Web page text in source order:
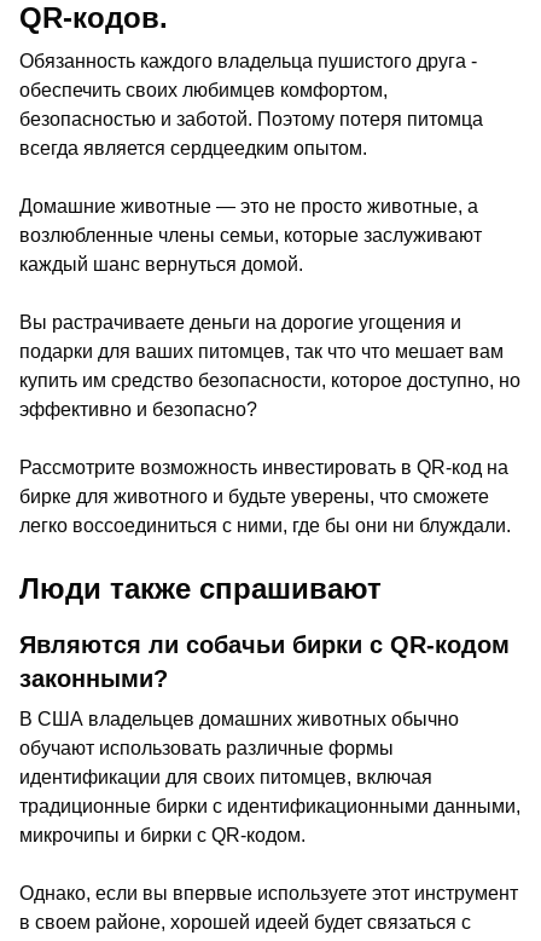
QR-кодов.
Обязанность каждого владельца пушистого друга -
обеспечить своих любимцев комфортом,
безопасностью и заботой. Поэтому потеря питомца
всегда является сердцеедким опытом.
Домашние животные — это не просто животные, а
возлюбленные члены семьи, которые заслуживают
каждый шанс вернуться домой.
Вы растрачиваете деньги на дорогие угощения и
подарки для ваших питомцев, так что что мешает вам
купить им средство безопасности, которое доступно, но
эффективно и безопасно?
Рассмотрите возможность инвестировать в QR-код на
бирке для животного и будьте уверены, что сможете
легко воссоединиться с ними, где бы они ни блуждали.
Люди также спрашивают
Являются ли собачьи бирки с QR-кодом
законными?
В США владельцев домашних животных обычно
обучают использовать различные формы
идентификации для своих питомцев, включая
традиционные бирки с идентификационными данными,
микрочипы и бирки с QR-кодом.
Однако, если вы впервые используете этот инструмент
в своем районе, хорошей идеей будет связаться с